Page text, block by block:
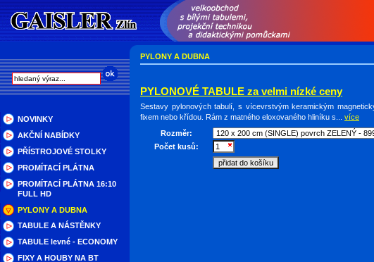
NOVINKY
AKČNÍ NABÍDKY
PŘÍSTROJOVÉ STOLKY
PROMÍTACÍ PLÁTNA
PROMÍTACÍ PLÁTNA 16:10
FULL HD
PYLONY A DUBNA
TABULE A NÁSTĚNKY
TABULE levné - ECONOMY
FIXY A HOUBY NA BT
PYLONY A DUBNA
PYLONOVÉ TABULE za velmi nízké ceny
Sestavy pylonových tabulí, s vícevrstvým keramickým
fixem nebo křídou. Rám z matného eloxovaného hliníku s... více
Rozměr:
Počet kusů: